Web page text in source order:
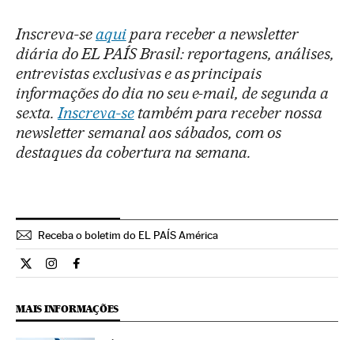
Inscreva-seaquipara receber a newsletter
diária do EL PAÍS Brasil: reportagens, análises,
entrevistas exclusivas e as principais
informações do dia no seu e-mail, de segunda a
sexta.Inscreva-setambém para receber nossa
newsletter semanal aos sábados, com os
destaques da cobertura na semana.
Receba o boletim do EL PAÍS América
Internacional El País Brasil en Twitter
Internacional El País Brasil en Instagram
Internacional El País Brasil en Facebook
MAIS INFORMAÇÕES